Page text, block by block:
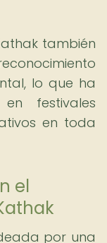
también
lo que ha
festivales
en toda
el
por una